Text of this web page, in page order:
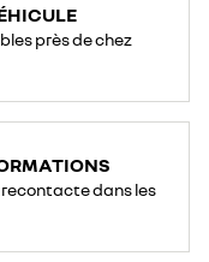
près de chez
recontacte dans les